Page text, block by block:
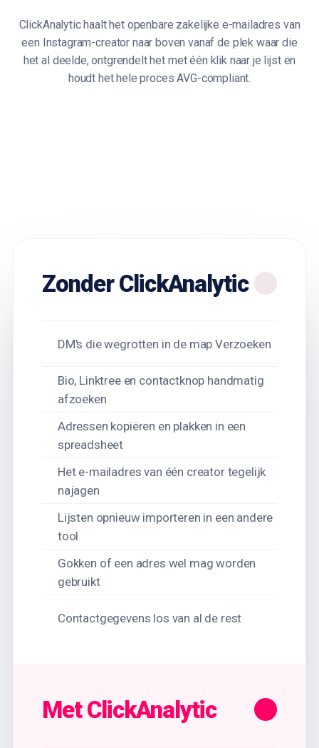
ClickAnalytic haalt het openbare zakelijke e-mailadres van
een Instagram-creator naar boven vanaf de plek waar die
het al deelde, ontgrendelt het met één klik naar je lijst en
houdt het hele proces AVG-compliant.
Zonder ClickAnalytic
DM's die wegrotten in de map Verzoeken
Bio, Linktree en contactknop handmatig
afzoeken
Adressen kopiëren en plakken in een
spreadsheet
Het e-mailadres van één creator tegelijk
najagen
Lijsten opnieuw importeren in een andere
tool
Gokken of een adres wel mag worden
gebruikt
Contactgegevens los van al de rest
Met ClickAnalytic